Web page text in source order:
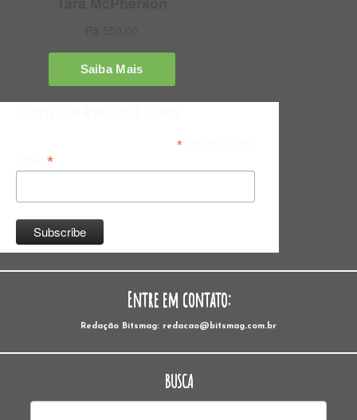
*indicates required
*
Entre em contato:
Redação Bitsmag: redacao@bitsmag.com.br
BUSCA